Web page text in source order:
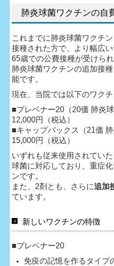
肺炎球菌ワクチンの自
これまでに肺炎球菌ワクチ
接種された方で、より幅広い
65歳での公費接種が受けら
肺炎球菌ワクチンの追加接
能です。
現在、当院では以下のワクチ
■プレベナー20（20価 肺炎
12,000円（税込）
■キャップバックス（21価
15,000円（税込）
いずれも従来使用されてい
球菌に対応しており、重症
ンです。
また、2剤とも、さらに追加
ています。
新しいワクチンの特徴
■プレベナー20
免疫の記憶を作るタイプ